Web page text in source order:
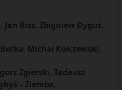
, Jan Biss, Zbigniew Dyguś,
, Michał Kołczewski,
Zgierski, Tadeusz
– Ziemba,